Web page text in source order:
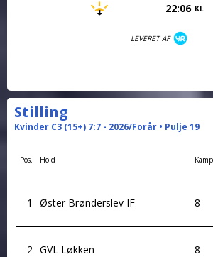
22:06 Kl.
LEVERET AF
Stilling
Kvinder C3 (15+) 7:7 - 2026/Forår • Pulje 19
Pos. Hold
1 Øster Brønderslev IF 8
2 GVL Løkken 8